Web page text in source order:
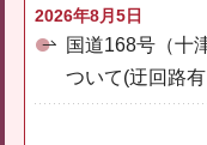
2026年8月5日
国道168号（十
ついて(迂回路